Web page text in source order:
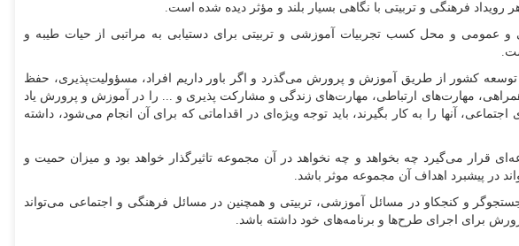
عمومی و محل کسب تجربیات آموزشی و تربیتی برای دستیابی به مراتبی از حیات طیبه و
توسعه کشور از طریق آموزش و پرورش می‌گذرد و اگر باور داریم افراد، مسؤولیت‌پذیری، حفظ
مهارت‌های ارتباطی، مهارت‌های زندگی و مشارکت پذیری و ... را در آموزش و پرورش یاد
آنها را به کار بگیرند، باید توجه ویژه‌ای در اقداماتی که برای آن انجام می‌شود، داشته
قرار می‌گیرد چه بخواهد و چه نخواهد در آن مجموعه تاثیرگذار خواهد بود و میزان حمیت و
در پیشبرد اهداف آن مجموعه موثر باشد.
و کنجکاو در مسائل آموزشی، تربیتی و همچنین در مسائل فرهنگی و اجتماعی می‌تواند
برای اجرای طرح‌ها و برنامه‌های خود داشته باشد.